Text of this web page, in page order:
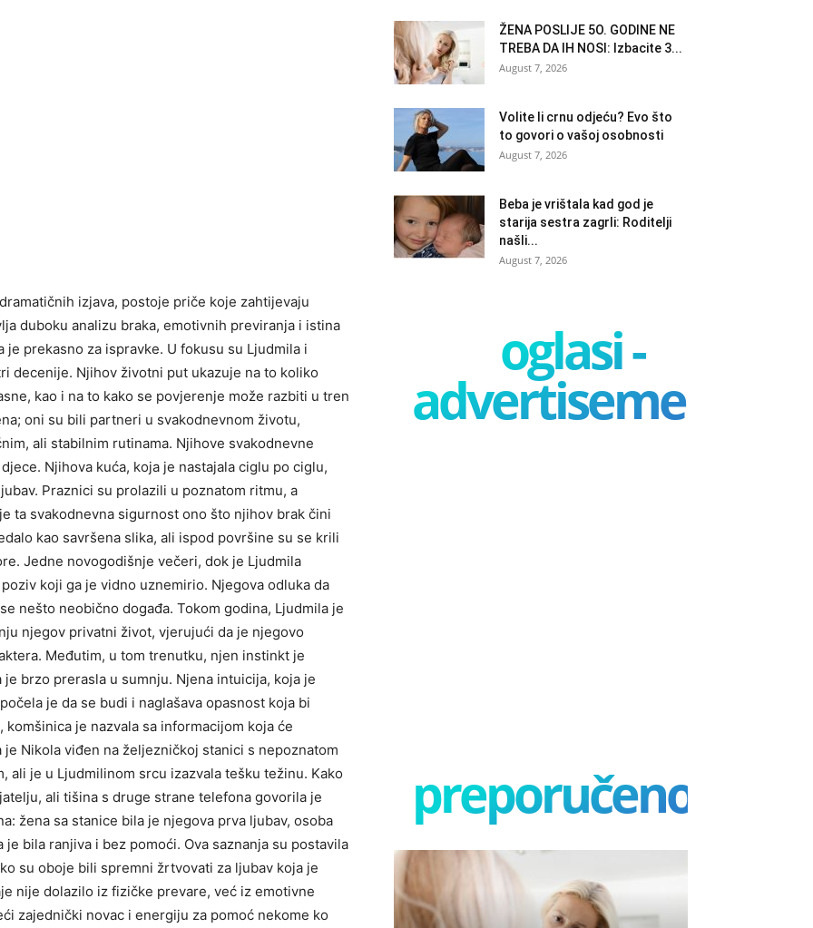
izjava, postoje priče koje zahtijevaju
duboku analizu braka, emotivnih previranja i istina
prekasno za ispravke. U fokusu su Ljudmila i
decenije. Njihov životni put ukazuje na to koliko
kao i na to kako se povjerenje može razbiti u tren
oni su bili partneri u svakodnevnom životu,
ali stabilnim rutinama. Njihove svakodnevne
Njihova kuća, koja je nastajala ciglu po ciglu,
Praznici su prolazili u poznatom ritmu, a
ta svakodnevna sigurnost ono što njihov brak čini
kao savršena slika, ali ispod površine su se krili
Jedne novogodišnje večeri, dok je Ljudmila
koji ga je vidno uznemirio. Njegova odluka da
nešto neobično događa. Tokom godina, Ljudmila je
njegov privatni život, vjerujući da je njegovo
Međutim, u tom trenutku, njen instinkt je
brzo prerasla u sumnju. Njena intuicija, koja je
je da se budi i naglašava opasnost koja bi
je nazvala sa informacijom koja će
Nikola viđen na željezničkoj stanici s nepoznatom
ali je u Ljudmilinom srcu izazvala tešku težinu. Kako
ali tišina s druge strane telefona govorila je
žena sa stanice bila je njegova prva ljubav, osoba
bila ranjiva i bez pomoći. Ova saznanja su postavila
su oboje bili spremni žrtvovati za ljubav koja je
nije dolazilo iz fizičke prevare, već iz emotivne
zajednički novac i energiju za pomoć nekome ko
ŽENA POSLIJE 5O. GODINE NE
TREBA DA IH NOSI: Izbacite 3...
August 7, 2026
Volite li crnu odjeću? Evo što
to govori o vašoj osobnosti
August 7, 2026
Beba je vrištala kad god je
starija sestra zagrli: Roditelji
našli...
August 7, 2026
oglasi -
advertisement
preporučeno